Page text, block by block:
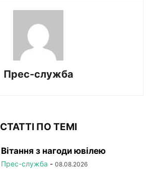
Прес-служба
СТАТТІ ПО ТЕМІ
Вітання з нагоди ювілею
Прес-служба - 08.08.2026